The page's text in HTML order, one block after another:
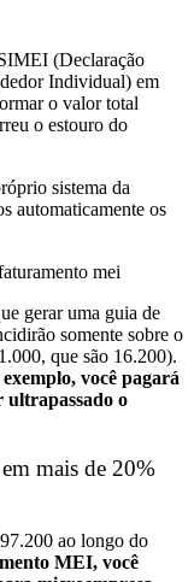
(Declaração
Individual) em
o valor total
o estouro do
sistema da
automaticamente os
gerar uma guia de
somente sobre o
que são 16.200).
você pagará
ultrapassado o
mais de 20%
ao longo do
MEI, você